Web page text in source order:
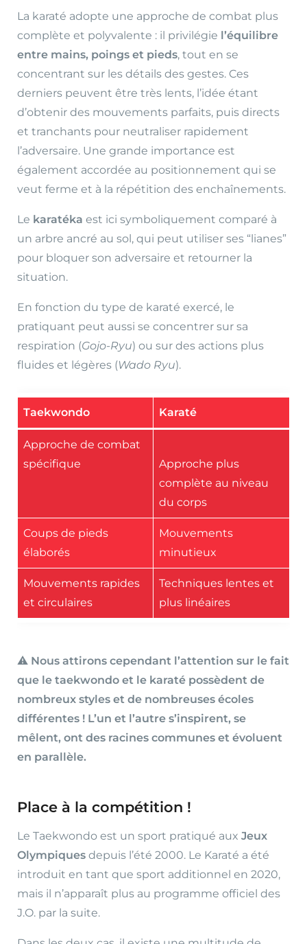
La karaté adopte une approche de combat plus
complète et polyvalente : il privilégie l’équilibre
entre mains, poings et pieds, tout en se
concentrant sur les détails des gestes. Ces
derniers peuvent être très lents, l’idée étant
d’obtenir des mouvements parfaits, puis directs
et tranchants pour neutraliser rapidement
l’adversaire. Une grande importance est
également accordée au positionnement qui se
veut ferme et à la répétition des enchaînements.
Le karatéka est ici symboliquement comparé à
un arbre ancré au sol, qui peut utiliser ses “lianes”
pour bloquer son adversaire et retourner la
situation.
En fonction du type de karaté exercé, le
pratiquant peut aussi se concentrer sur sa
respiration (Gojo-Ryu) ou sur des actions plus
fluides et légères (Wado Ryu).
Taekwondo Karaté
Approche de combat
spécifique
Approche plus
complète au niveau
du corps
Coups de pieds
élaborés
Mouvements
minutieux
Mouvements rapides
et circulaires
Techniques lentes et
plus linéaires
⚠️ Nous attirons cependant l’attention sur le fait
que le taekwondo et le karaté possèdent de
nombreux styles et de nombreuses écoles
différentes ! L’un et l’autre s’inspirent, se
mêlent, ont des racines communes et évoluent
en parallèle.
Place à la compétition !
Le Taekwondo est un sport pratiqué aux Jeux
Olympiques depuis l’été 2000. Le Karaté a été
introduit en tant que sport additionnel en 2020,
mais il n’apparaît plus au programme officiel des
J.O. par la suite.